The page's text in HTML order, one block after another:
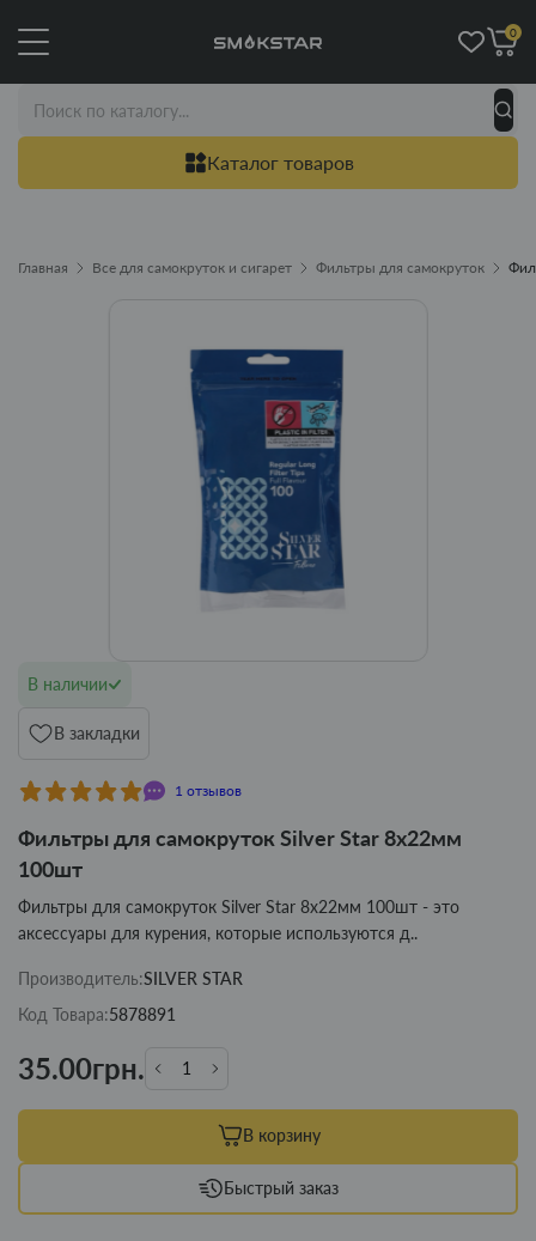
Каталог товаров
0
Главная Все для самокруток и сигарет Фильтры для самокруток
В наличии
В закладки
1 отзывов
Фильтры для самокруток Silver Star 8х22мм
100шт
Фильтры для самокруток Silver Star 8х22мм 100шт - это
аксессуары для курения, которые используются д..
Производитель:SILVER STAR
Код Товара:5878891
35.00грн.
В корзину
Быстрый заказ